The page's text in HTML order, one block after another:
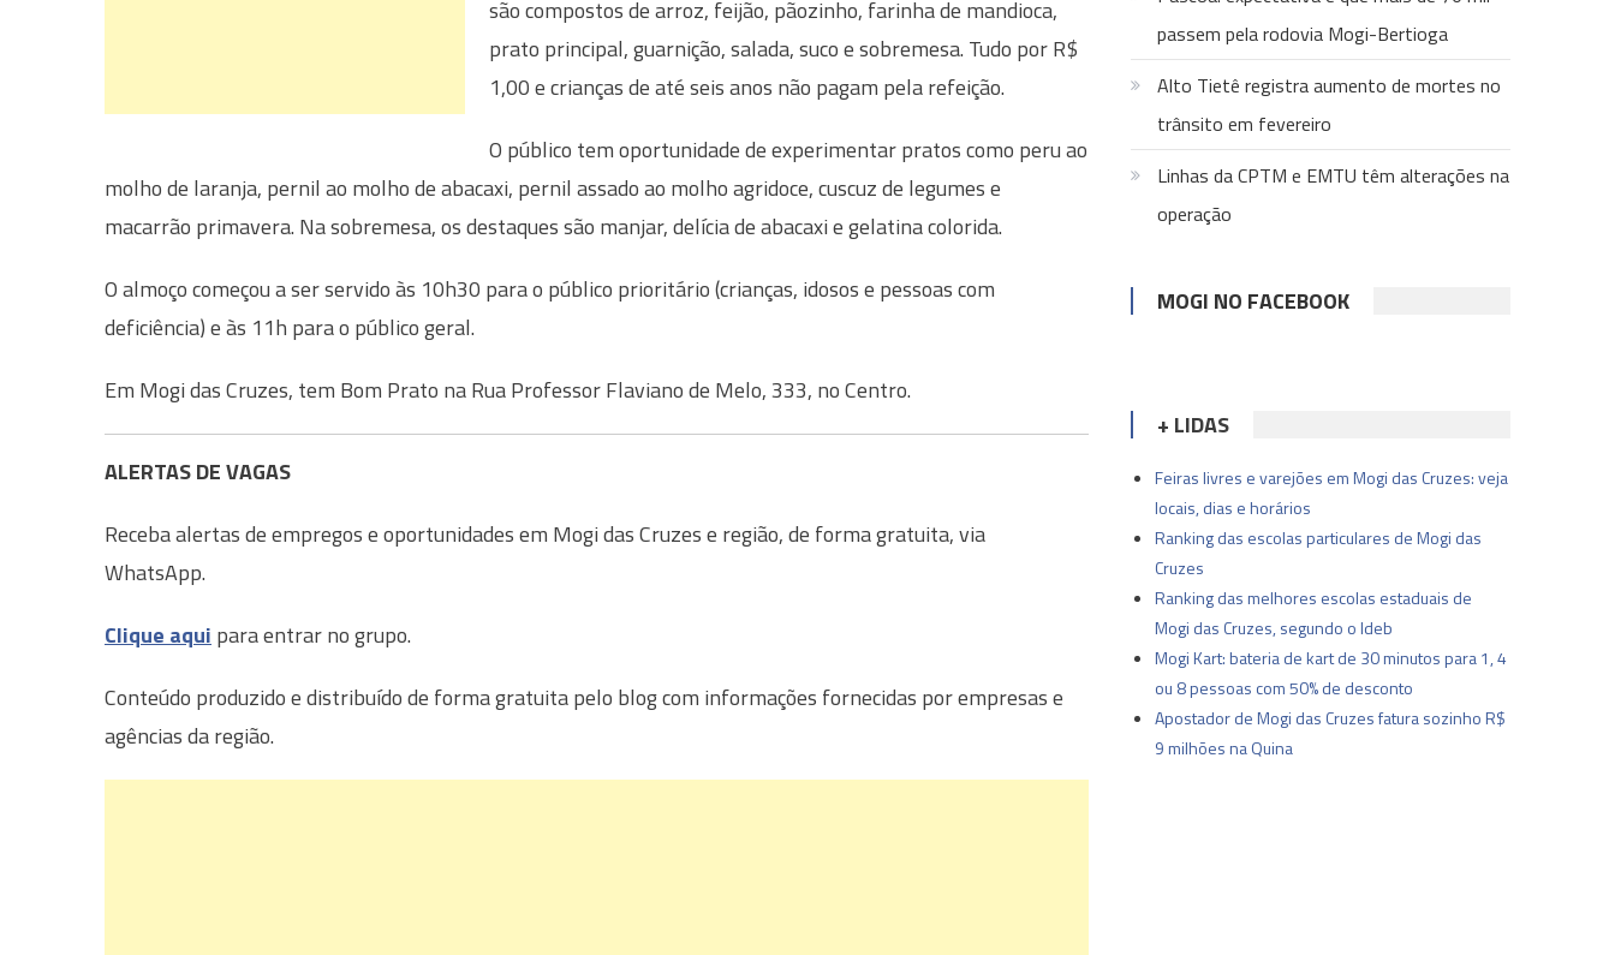
são compostos de arroz, feijão, pãozinho, farinha de mandioca,
prato principal, guarnição, salada, suco e sobremesa. Tudo por R$
1,00 e crianças de até seis anos não pagam pela refeição.
O público tem oportunidade de experimentar pratos como peru ao
molho de laranja, pernil ao molho de abacaxi, pernil assado ao molho agridoce, cuscuz de legumes e
macarrão primavera. Na sobremesa, os destaques são manjar, delícia de abacaxi e gelatina colorida.
O almoço começou a ser servido às 10h30 para o público prioritário (crianças, idosos e pessoas com
deficiência) e às 11h para o público geral.
Em Mogi das Cruzes, tem Bom Prato na Rua Professor Flaviano de Melo, 333, no Centro.
ALERTAS DE VAGAS
Receba alertas de empregos e oportunidades em Mogi das Cruzes e região, de forma gratuita, via
WhatsApp.
Clique aqui para entrar no grupo.
Conteúdo produzido e distribuído de forma gratuita pelo blog com informações fornecidas por empresas e
agências da região.
passem pela rodovia Mogi-Bertioga
Alto Tietê registra aumento de mortes no
trânsito em fevereiro
Linhas da CPTM e EMTU têm alterações na
operação
MOGI NO FACEBOOK
+ LIDAS
Feiras livres e varejões em Mogi das Cruzes: veja
locais, dias e horários
Ranking das escolas particulares de Mogi das
Cruzes
Ranking das melhores escolas estaduais de
Mogi das Cruzes, segundo o Ideb
Mogi Kart: bateria de kart de 30 minutos para 1, 4
ou 8 pessoas com 50% de desconto
Apostador de Mogi das Cruzes fatura sozinho R$
9 milhões na Quina